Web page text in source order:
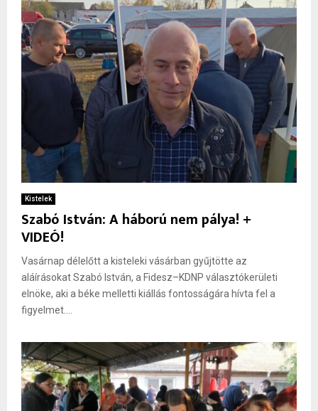
Kistelek
Szabó István: A háború nem pálya! +
VIDEÓ!
Vasárnap délelőtt a kisteleki vásárban gyűjtötte az
aláírásokat Szabó István, a Fidesz–KDNP választókerületi
elnöke, aki a béke melletti kiállás fontosságára hívta fel a
figyelmet....